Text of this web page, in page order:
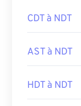
CDT à NDT
AST à NDT
HDT à NDT